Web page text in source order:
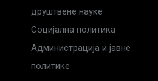
друштвене науке
Социјална политика
Администрација и јавне
политике